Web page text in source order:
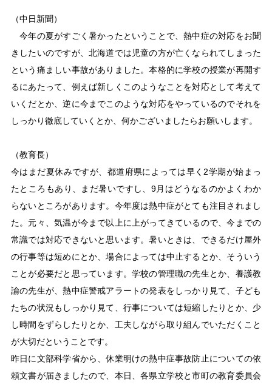
（中日新聞）
今年の夏がすごく暑かったということで、熱中症の対応をお聞
きしたいのですが、北海道では児童の方が亡くなられてしまった
という痛ましい事故がありました。本格的に学校の授業が再開す
るにあたって、例えば新しくこのようなことを対応として考えて
いくだとか、逆に今までこのような対応をやっているのでそれを
しっかり徹底していくとか、何かございましたらお願いします。
（教育長）
今はまだ夏休みですが、都道府県によっては早く2学期が始まっ
たところもあり、まだ暑いですし、9月はどうなるのかよくわか
らないところがあります。今年度は熱中症がとても注目されまし
た。元々、気温が今まで以上に上がってきているので、今までの
常識では対応できないと思います。暑いときは、できるだけ屋外
の行事等は短めにとか、場合によっては中止するとか、そういう
ことが必要だと思っています。学校の管理職の先生とか、養護教
諭の先生が、熱中症警戒アラートの発表をしっかり見て、子ども
たちの状況もしっかり見て、行事については短縮したりとか、少
し時間をずらしたりとか、工夫しながら取り組んでいただくこと
が大切だということです。
昨日に文部科学省から、休業明けの熱中症事故防止についての依
頼文書が届きましたので、本日、各県立学校と市町の教育委員会